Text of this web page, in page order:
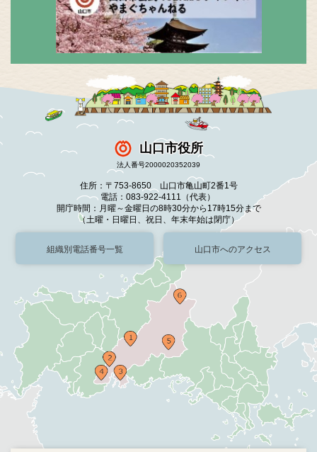
山口市役所
法人番号2000020352039
住所：〒753-8650 山口市亀山町2番1号
電話：083-922-4111（代表）
開庁時間：月曜～金曜日の8時30分から17時15分まで
（土曜・日曜日、祝日、年末年始は閉庁）
組織別電話番号一覧 山口市へのアクセス